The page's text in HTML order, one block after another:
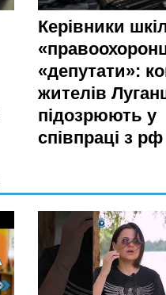
Керівники
«депутати»:
жителів
підозрюють у
співпраці з рф